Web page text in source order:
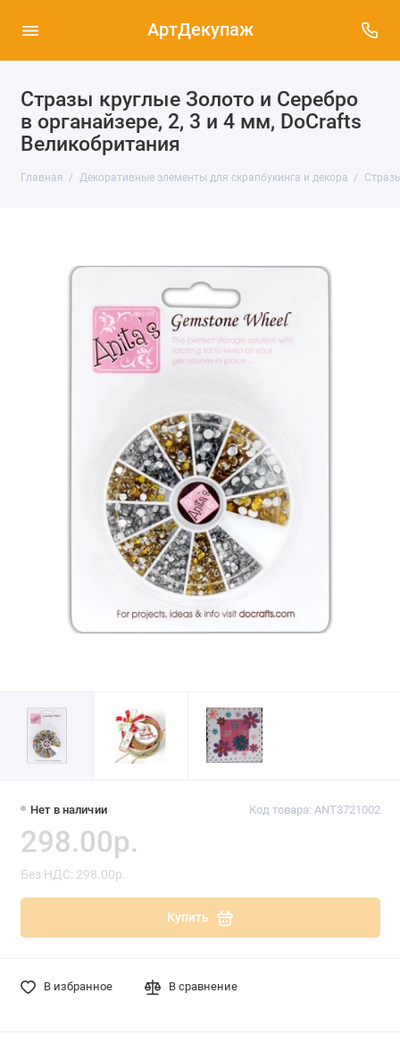
АртДекупаж
Стразы круглые Золото и Серебро
в органайзере, 2, 3 и 4 мм, DoCrafts
Великобритания
Главная Декоративные элементы для скрапбукинга и декора
Нет в наличии Код товара: ANT3721002
298.00р.
Без НДС: 298.00р.
Купить
В избранное В сравнение